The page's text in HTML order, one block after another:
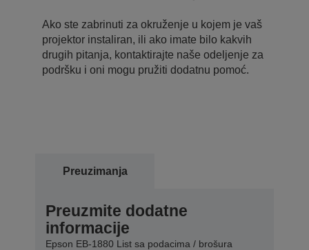
Ako ste zabrinuti za okruženje u kojem je vaš
projektor instaliran, ili ako imate bilo kakvih
drugih pitanja, kontaktirajte naše odeljenje za
podršku i oni mogu pružiti dodatnu pomoć.
Preuzimanja
Preuzmite dodatne
informacije
Epson EB-1880 List sa podacima / brošura